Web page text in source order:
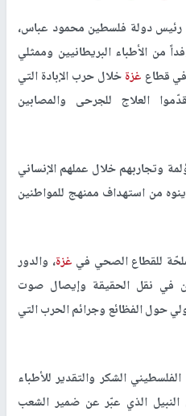
رئيس دولة فلسطين محمود عباس،
من الأطباء البريطانيين وممثلي
قطاع غزةخلال حرب الإبادة التي
العلاج للجرحى والمصابين
وتجاربهم خلال عملهم الإنساني
من استهداف ممنهج للمواطنين
للقطاع الصحي في غزة، والدور
في نقل الحقيقة وإيصال صوت
حول الفظائع وجرائم الحرب التي
الشكر والتقدير للأطباء
النبيل الذي عبّر عن ضمير الشعب